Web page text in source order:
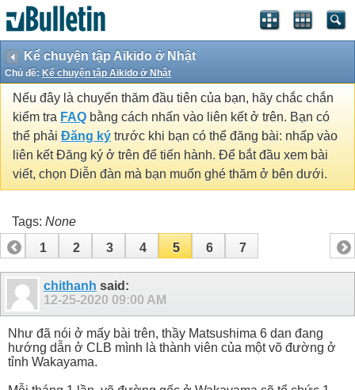
Kể chuyện tập Aikido ở Nhật
Chủ đề: Kể chuyện tập Aikido ở Nhật
Nếu đây là chuyến thăm đầu tiên của bạn, hãy chắc chắn
kiểm tra FAQ bằng cách nhấn vào liên kết ở trên. Bạn có
thể phải Đăng ký trước khi bạn có thể đăng bài: nhấp vào
liên kết Đăng ký ở trên để tiến hành. Để bắt đầu xem bài
viết, chọn Diễn đàn mà bạn muốn ghé thăm ở bên dưới.
Tags: None
1
2 3 4 5 6 7
chithanh said:
12-25-2020 09:00 AM
Như đã nói ở mấy bài trên, thầy Matsushima 6 dan đang
hướng dẫn ở CLB mình là thành viên của một võ đường ở
tỉnh Wakayama.